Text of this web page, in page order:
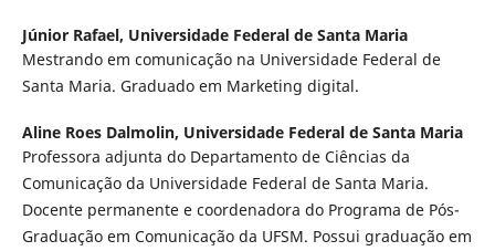
Júnior Rafael, Universidade Federal de Santa Maria
Mestrando em comunicação na Universidade Federal de
Santa Maria. Graduado em Marketing digital.
Aline Roes Dalmolin, Universidade Federal de Santa Maria
Professora adjunta do Departamento de Ciências da
Comunicação da Universidade Federal de Santa Maria.
Docente permanente e coordenadora do Programa de Pós-
Graduação em Comunicação da UFSM. Possui graduação em